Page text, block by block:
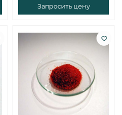
Запросить цену